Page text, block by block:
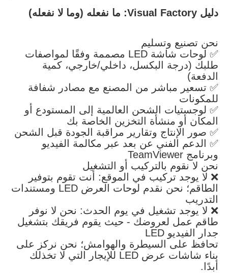
دليل Visual Factory: ما نفعله (وما لا نفعله)
نحن تصنيع وتسليم
✅ لوحات شاشة LED مصممة وفقًا لمواصفات
طلبك (درجة البكسل، داخلي/خارجي، كمية
الدفعة)
✅ تسعير مباشر من المصنع مع مصادر شفافة
للمكونات
✅ لوجستيات الشحن العالمية إلى المستودع أو
المكان أو منشأة التخزين الخاصة بك
✅ صور الإنتاج وتقارير مراقبة الجودة قبل الشحن
✅ الدعم الفني عن بعد عبر مكالمة الفيديو
وبرنامج TeamViewer
نحن لا نقوم بالتركيب أو التشغيل
❌ لا يوجد تركيب في الموقع: أنت تقوم بتوفير
الطاقم؛ نحن نقدم لوحات العرض LED ومستندات
التدريب
❌ لا يوجد تشغيل في يوم الحدث: نحن لا نوفر
طاقم عمل لعروضك - حيث يقوم فريقك بتشغيل
جدار الفيديو LED
تحافظ على السيطرة والهوامش؛ نحن نركز على
بناء شاشات عرض LED للإيجار التي لا تخذلك
أبدًا.